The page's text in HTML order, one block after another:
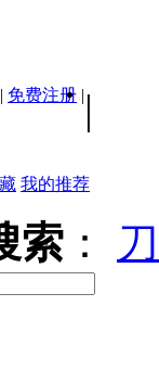
| 免费注册 | |
我的推荐
索 ：